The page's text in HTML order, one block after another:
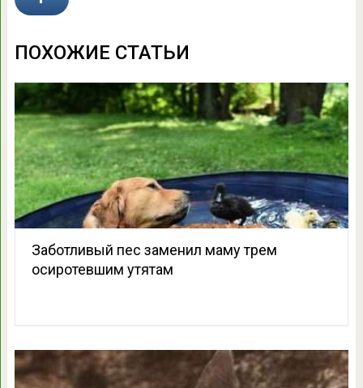
ПОХОЖИЕ СТАТЬИ
Заботливый пес заменил маму трем
осиротевшим утятам